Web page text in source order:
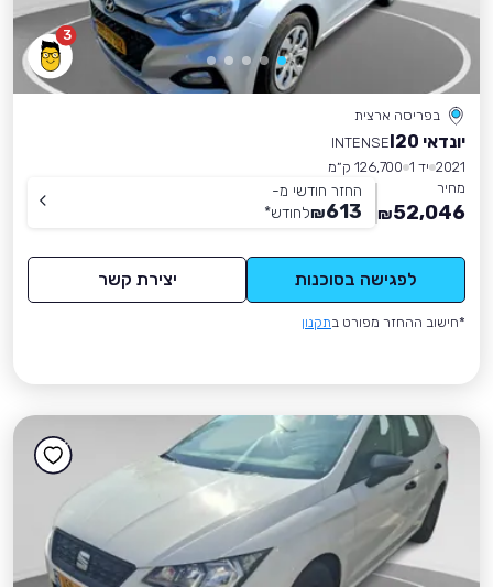
3
בפריסה ארצית
יונדאי I20
INTENSE
2021 יד 1
126,700 ק״מ
מחיר
52,046
₪
החזר חודשי מ-
613
₪לחודש*
לפגישה בסוכנות יצירת קשר
*חישוב ההחזר מפורט בתקנון